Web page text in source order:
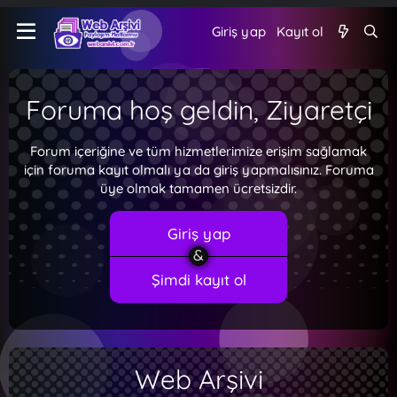
Giriş yap Kayıt ol
Foruma hoş geldin, Ziyaretçi
Forum içeriğine ve tüm hizmetlerimize erişim sağlamak
için foruma kayıt olmalı ya da giriş yapmalısınız. Foruma
üye olmak tamamen ücretsizdir.
Giriş yap
Şimdi kayıt ol
Web Arşivi